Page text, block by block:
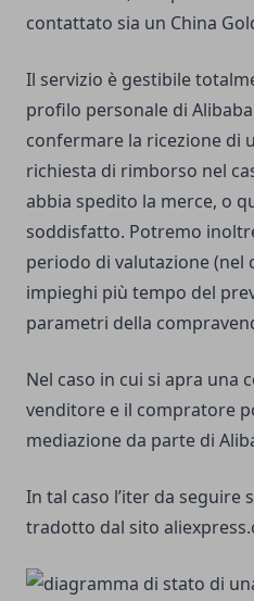
contattato sia un China
Il servizio è gestibile
profilo personale di
confermare la ricezione di
richiesta di rimborso nel
abbia spedito la merce, o
soddisfatto. Potremo
periodo di valutazione (nel
impieghi più tempo del
parametri della
Nel caso in cui si apra una
venditore e il compratore
mediazione da parte di
In tal caso l’iter da seguire
tradotto dal sito